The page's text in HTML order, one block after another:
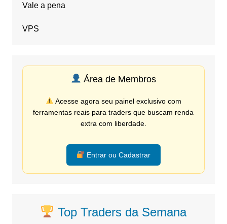
Vale a pena
VPS
Área de Membros
Acesse agora seu painel exclusivo com
ferramentas reais para traders que buscam renda
extra com liberdade.
Entrar ou Cadastrar
Top Traders da Semana